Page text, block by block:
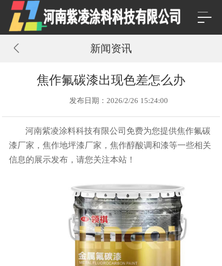
新闻资讯
焦作氟碳漆出现色差怎么办
发布日期：2026/2/26 15:24:00
河南紫凌涂料科技有限公司免费为您提供焦作氟碳
漆厂家 ，焦作地坪漆厂家，焦作醇酸调和漆等一些相关
信息的展示发布，请您关注本站！